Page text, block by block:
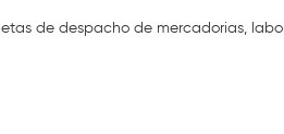
de despacho de mercadorias,